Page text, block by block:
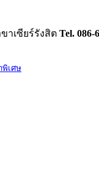
าเซียร์รังสิต Tel. 086-
พิเศษ